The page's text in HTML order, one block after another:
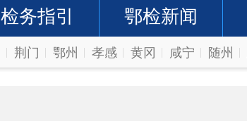
检务指引 鄂检新闻
荆门 鄂州 孝感 黄冈 咸宁 随州